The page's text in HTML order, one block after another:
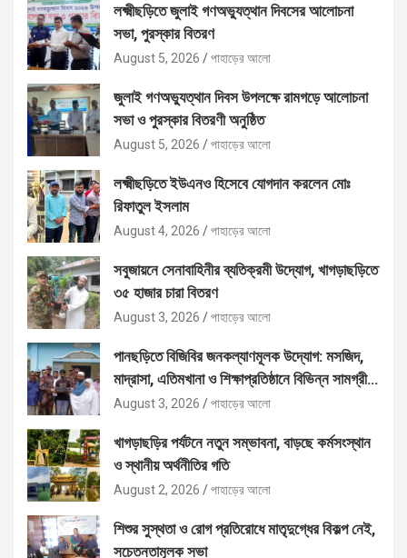
লক্ষ্মীছড়িতে জুলাই গণঅভ্যুত্থান দিবসের আলোচনা
সভা, পুরস্কার বিতরণ
August 5, 2026 পাহাড়ের আলো
জুলাই গণঅভ্যুত্থান দিবস উপলক্ষে রামগড়ে আলোচনা
সভা ও পুরস্কার বিতরণী অনুষ্ঠিত
August 5, 2026 পাহাড়ের আলো
লক্ষ্মীছড়িতে ইউএনও হিসেবে যোগদান করলেন মোঃ
রিফাতুল ইসলাম
August 4, 2026 পাহাড়ের আলো
সবুজায়নে সেনাবাহিনীর ব্যতিক্রমী উদ্যোগ, খাগড়াছড়িতে
৩৫ হাজার চারা বিতরণ
August 3, 2026 পাহাড়ের আলো
পানছড়িতে বিজিবির জনকল্যাণমূলক উদ্যোগ: মসজিদ,
মাদ্রাসা, এতিমখানা ও শিক্ষাপ্রতিষ্ঠানে বিভিন্ন সামগ্রী
বিতরণ
August 3, 2026 পাহাড়ের আলো
খাগড়াছড়ির পর্যটনে নতুন সম্ভাবনা, বাড়ছে কর্মসংস্থান
ও স্থানীয় অর্থনীতির গতি
August 2, 2026 পাহাড়ের আলো
শিশুর সুস্থতা ও রোগ প্রতিরোধে মাতৃদুগ্ধের বিকল্প নেই,
সচেতনতামূলক সভা